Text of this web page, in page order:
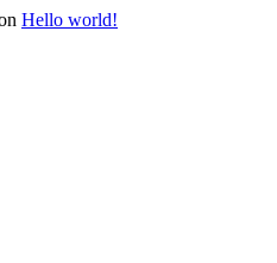
Hello world!